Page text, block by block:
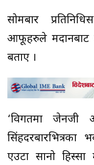
सोमबार
आफूहरुले
बताए ।
‘विगतमा जेनजी
एउटा सानो हिस्सा